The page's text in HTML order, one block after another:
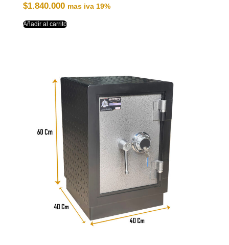
$1.840.000 mas iva 19%
Añadir al carrito